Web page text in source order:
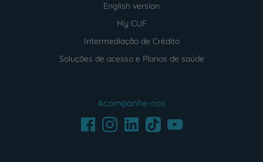
English version
My CUF
Intermediação de Crédito
Soluções de acesso e Planos de saúde
Acompanhe-nos
FacebookInstagramLinkedInTikTokYoutube